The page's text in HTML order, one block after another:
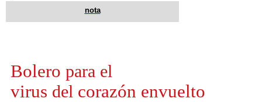
nota
Bolero para el
virus del corazón envuelto